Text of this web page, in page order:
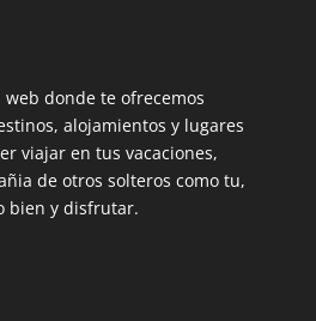
web donde te ofrecemos
alojamientos y lugares
viajar en tus vacaciones,
de otros solteros como tu,
bien y disfrutar.